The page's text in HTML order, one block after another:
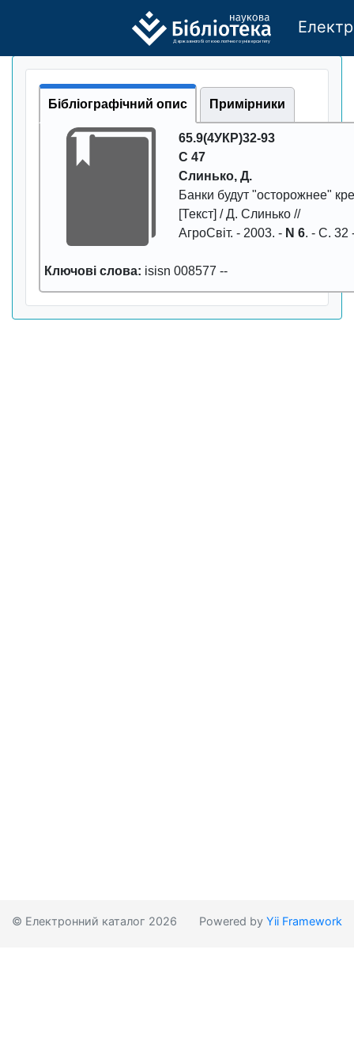
Державного бі отехно логічно го універси тету
Бібліографічний опис Примірники
65.9(4УКР)32-93
С 47
Слинько, Д.
Банки будут "остоpожнее"
[Текст] / Д. Слинько //
АгpоСвiт. - 2003. - N 6. - С. 32
Ключові слова: isisn 008577 --
© Електронний каталог 2026 Powered by Yii Framework